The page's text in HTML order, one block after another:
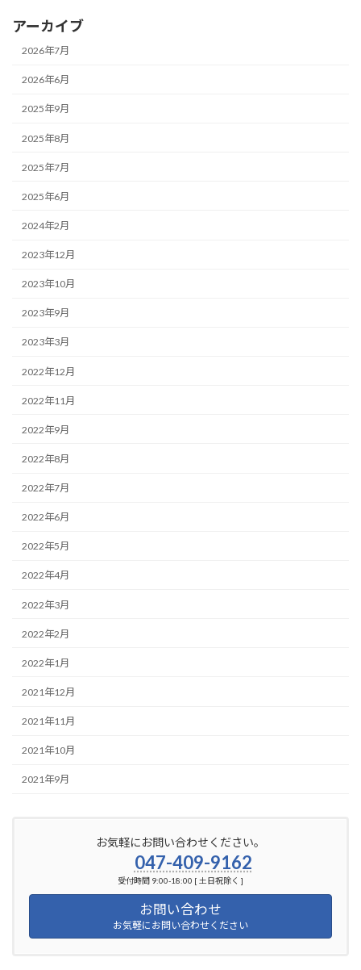
アーカイブ
2026年7月
2026年6月
2025年9月
2025年8月
2025年7月
2025年6月
2024年2月
2023年12月
2023年10月
2023年9月
2023年3月
2022年12月
2022年11月
2022年9月
2022年8月
2022年7月
2022年6月
2022年5月
2022年4月
2022年3月
2022年2月
2022年1月
2021年12月
2021年11月
2021年10月
2021年9月
お気軽にお問い合わせください。
047-409-9162
受付時間 9:00-18:00 [ 土日祝除く ]
お問い合わせ
お気軽にお問い合わせください